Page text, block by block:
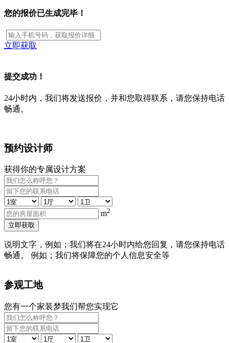
您的报价已生成完毕！
立即获取
提交成功！
24小时内，我们将发送报价，并和您取得联系，请您保持电话
畅通。
预约设计师
获得你的专属设计方案
m2
立即获取
说明文字，例如；我们将在24小时内给您回复，请您保持电话
畅通。 例如；我们将保障您的个人信息安全等
参观工地
您有一个家装梦我们帮您实现它